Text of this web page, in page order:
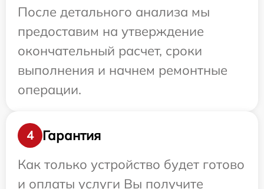
После детального анализа мы
предоставим на утверждение
окончательный расчет, сроки
выполнения и начнем ремонтные
операции.
4
Гарантия
Как только устройство будет готово
и оплаты услуги Вы получите